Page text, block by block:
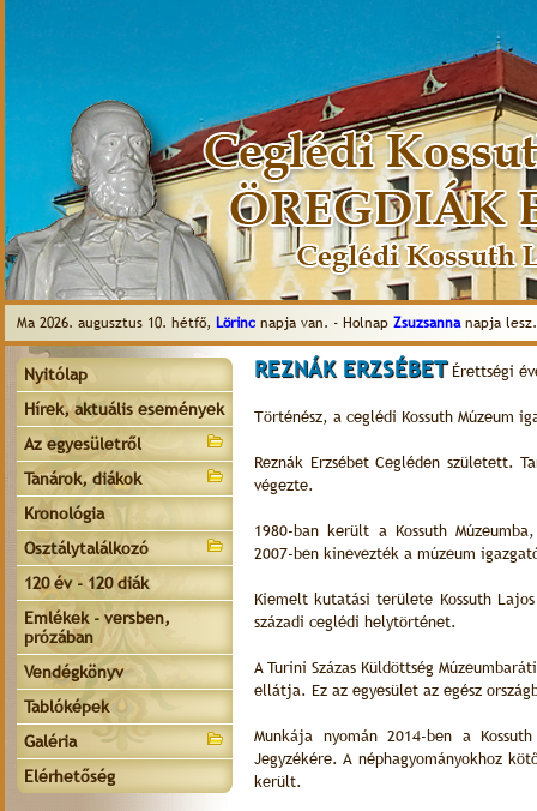
Ma 2026. augusztus 10. hétfő, Lörinc napja van. - Holnap Zsuzsannanapja lesz.
Nyitólap
Hírek, aktuális események
Az egyesületről
Tanárok, diákok
Kronológia
Osztálytalálkozó
120 év - 120 diák
Emlékek - versben,
prózában
Vendégkönyv
Tablóképek
Galéria
Elérhetőség
REZNÁK ERZSÉBET Érettségi
Történész, a ceglédi Kossuth Múzeum
Reznák Erzsébet Cegléden született.
végezte.
1980-ban került a Kossuth
2007-ben kinevezték a múzeum
Kiemelt kutatási területe Kossuth
századi ceglédi helytörténet.
A Turini Százas Küldöttség
ellátja. Ez az egyesület az egész
Munkája nyomán 2014-ben a
Jegyzékére. A néphagyományokhoz
került.